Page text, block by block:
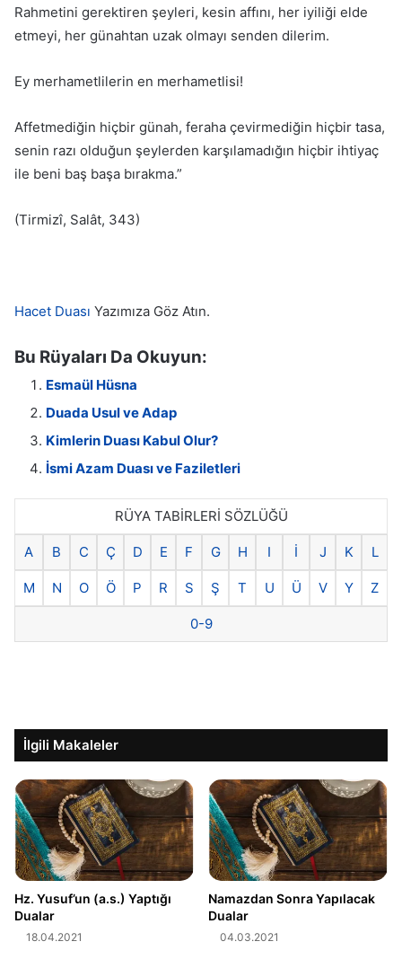
Rahmetini gerektiren şeyleri, kesin affını, her iyiliği elde
etmeyi, her günahtan uzak olmayı senden dilerim.
Ey merhametlilerin en merhametlisi!
Affetmediğin hiçbir günah, feraha çevirmediğin hiçbir tasa,
senin razı olduğun şeylerden karşılamadığın hiçbir ihtiyaç
ile beni baş başa bırakma.”
(Tirmizî, Salât, 343)
Hacet Duası Yazımıza Göz Atın.
Bu Rüyaları Da Okuyun:
Esmaül Hüsna
Duada Usul ve Adap
Kimlerin Duası Kabul Olur?
İsmi Azam Duası ve Faziletleri
RÜYA TABİRLERİ SÖZLÜĞÜ
A B C Ç D E F G H I İ J K L
M N O Ö P R S Ş T U Ü V Y Z
0-9
İlgili Makaleler
Hz. Yusuf’un (a.s.) Yaptığı
Dualar
18.04.2021
Namazdan Sonra Yapılacak
Dualar
04.03.2021